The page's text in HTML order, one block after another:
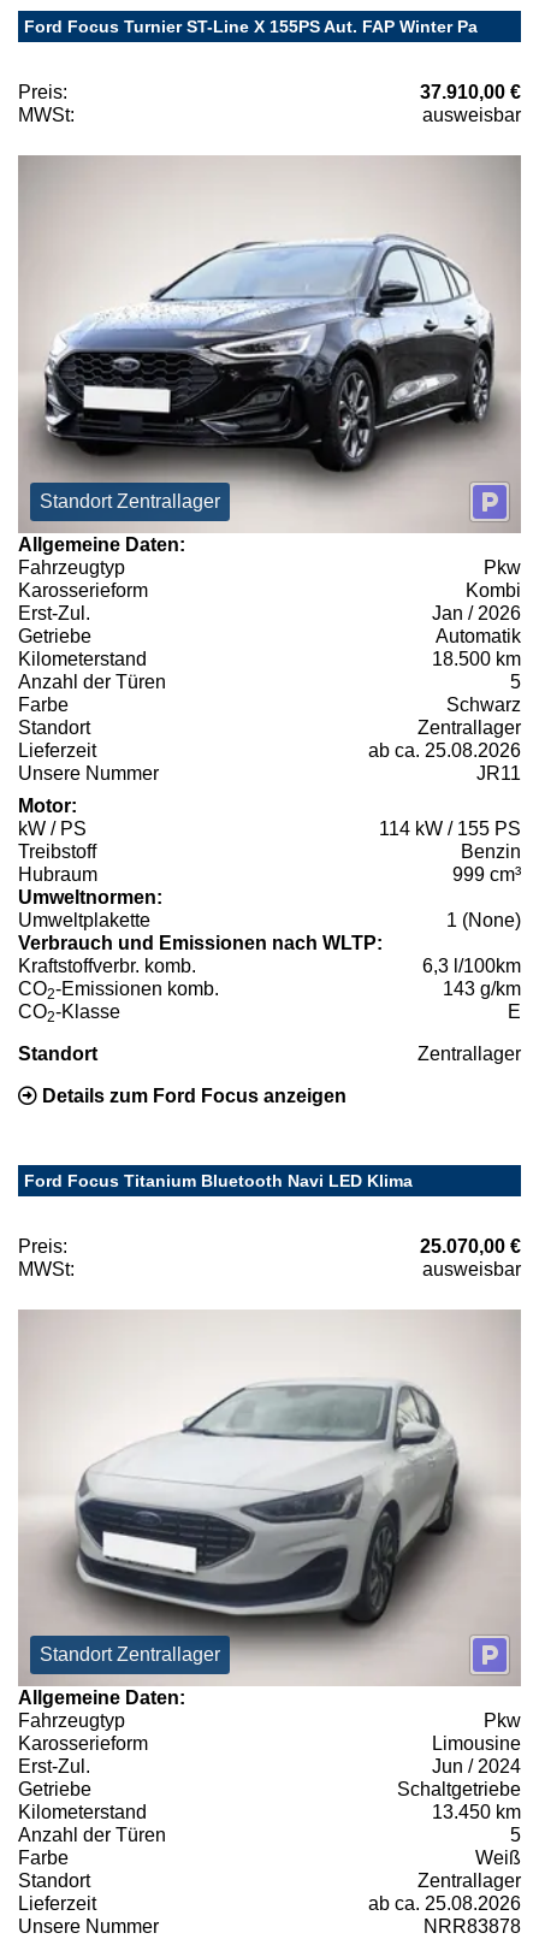
Ford Focus Turnier ST-Line X 155PS Aut. FAP Winter Pa
Preis:
37.910,00 €
MWSt:
ausweisbar
Standort Zentrallager
Allgemeine Daten:
Fahrzeugtyp
Pkw
Karosserieform
Kombi
Erst-Zul.
Jan / 2026
Getriebe
Automatik
Kilometerstand
18.500 km
Anzahl der Türen
5
Farbe
Schwarz
Standort
Zentrallager
Lieferzeit
ab ca. 25.08.2026
Unsere Nummer
JR11
Motor:
kW / PS
114 kW / 155 PS
Treibstoff
Benzin
Hubraum
999 cm³
Umweltnormen:
Umweltplakette
1 (None)
Verbrauch und Emissionen nach WLTP:
Kraftstoffverbr. komb.
6,3 l/100km
CO2-Emissionen komb.
143 g/km
CO2-Klasse E
Standort Zentrallager
Details zum Ford Focus anzeigen
Ford Focus Titanium Bluetooth Navi LED Klima
Preis:
25.070,00 €
MWSt:
ausweisbar
Standort Zentrallager
Allgemeine Daten:
Fahrzeugtyp
Pkw
Karosserieform
Limousine
Erst-Zul.
Jun / 2024
Getriebe
Schaltgetriebe
Kilometerstand
13.450 km
Anzahl der Türen
5
Farbe
Weiß
Standort
Zentrallager
Lieferzeit
ab ca. 25.08.2026
Unsere Nummer
NRR83878